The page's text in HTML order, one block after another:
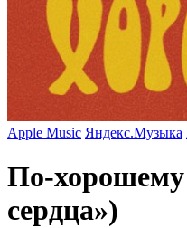
Apple Music Яндекс.Музыка
сердца»)